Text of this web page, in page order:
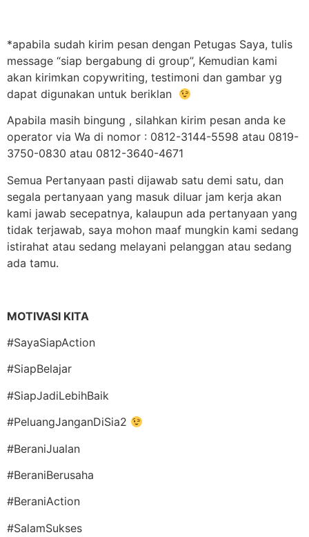
*apabila sudah kirim pesan dengan Petugas Saya, tulis
message “siap bergabung di group”, Kemudian kami
akan kirimkan copywriting, testimoni dan gambar yg
dapat digunakan untuk beriklan
Apabila masih bingung , silahkan kirim pesan anda ke
operator via Wa di nomor : 0812-3144-5598 atau 0819-
3750-0830 atau 0812-3640-4671
Semua Pertanyaan pasti dijawab satu demi satu, dan
segala pertanyaan yang masuk diluar jam kerja akan
kami jawab secepatnya, kalaupun ada pertanyaan yang
tidak terjawab, saya mohon maaf mungkin kami sedang
istirahat atau sedang melayani pelanggan atau sedang
ada tamu.
MOTIVASI KITA
#SayaSiapAction
#SiapBelajar
#SiapJadiLebihBaik
#PeluangJanganDiSia2
#BeraniJualan
#BeraniBerusaha
#BeraniAction
#SalamSukses